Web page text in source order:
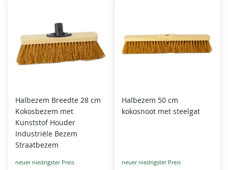
Halbezem Breedte 28 cm
Kokosbezem met
Kunststof Houder
Industriële Bezem
Straatbezem
Special
Halbezem 50 cm
kokosnoot met steelgat
Special